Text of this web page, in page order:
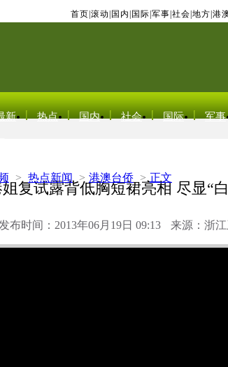
首页 滚动 国内 国际 军事 社会 地方 港
新 热点 国内 社会 国际 军事
> 热点新闻 > 港澳台侨 > 正文
复试露背低胸短裙亮相 尽显“
发布时间：2013年06月19日 09:13 来源：浙